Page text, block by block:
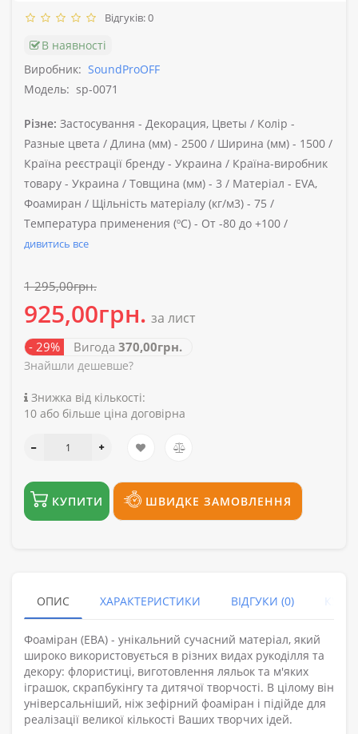
Відгуків: 0
В наявності
Виробник: SoundProOFF
Модель: sp-0071
Різне: Застосування - Декорация, Цветы / Колір -
Разные цвета / Длина (мм) - 2500 / Ширина (мм) - 1500 /
Країна реєстрації бренду - Украина / Країна-виробник
товару - Украина / Товщина (мм) - 3 / Матеріал - EVA,
Фоамиран / Щільність матеріалу (кг/м3) - 75 /
Температура применения (ºС) - От -80 до +100 /
дивитись все
1 295,00грн.
925,00грн. за лист
- 29% Вигода 370,00грн.
Знайшли дешевше?
Знижка від кількості:
10 або більше ціна договірна
КУПИТИ ШВИДКЕ ЗАМОВЛЕННЯ
ОПИС ХАРАКТЕРИСТИКИ ВІДГУКИ (0)
Фоаміран (ЕВА) - унікальний сучасний матеріал, який
широко використовується в різних видах рукоділля та
декору: флористиці, виготовлення ляльок та м'яких
іграшок, скрапбукінгу та дитячої творчості. В цілому він
універсальніший, ніж зефірний фоаміран і підійде для
реалізації великої кількості Ваших творчих ідей.